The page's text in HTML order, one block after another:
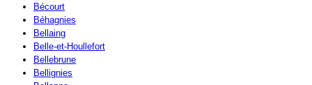
Bécourt
Béhagnies
Bellaing
Belle-et-Houllefort
Bellebrune
Bellignies